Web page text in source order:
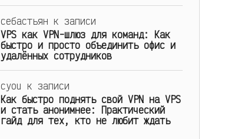
себастьян к записи
VPS как VPN-шлюз для команд: Как
быстро и просто объединить офис и
удалённых сотрудников
cyou к записи
Как быстро поднять свой VPN на VPS
и стать анонимнее: Практический
гайд для тех, кто не любит ждать